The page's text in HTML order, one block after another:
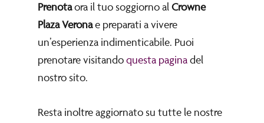
Prenotaora il tuo soggiorno alCrowne
Plaza Veronae preparati a vivere
un’esperienza indimenticabile. Puoi
prenotare visitandoquesta paginadel
nostro sito.
Resta inoltre aggiornato su tutte le nostre